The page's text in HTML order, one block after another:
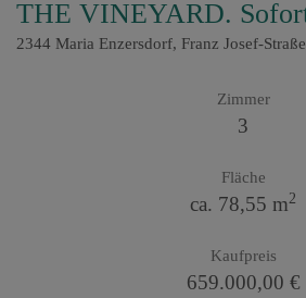
THE VINEYARD.
2344 Maria Enzersdorf, Franz Josef-
Zimmer
3
Fläche
ca. 78,55 m2
Kaufpreis
659.000,00 €